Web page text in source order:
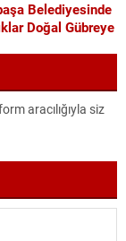
Belediyesinde
Doğal Gübreye
aracılığıyla siz